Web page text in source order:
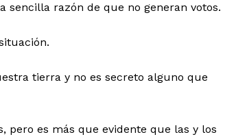
sencilla razón de que no generan votos.
tierra y no es secreto alguno que
pero es más que evidente que las y los